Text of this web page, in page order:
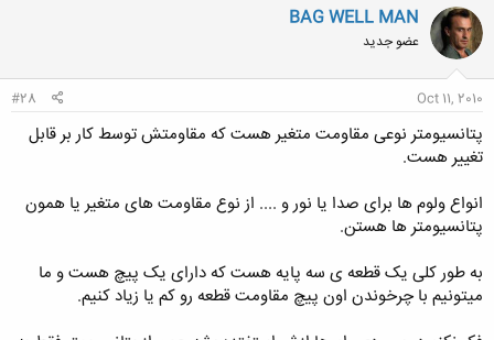
BAG WELL MAN
عضو جدید
Oct 11, 2010
#28
پتانسیومتر نوعی مقاومت متغیر هست که مقاومتش توسط کار بر قابل
تغییر هست.
انواع ولوم ها برای صدا یا نور و .... از نوع مقاومت های متغیر یا همون
پتانسیومتر ها هستن.
به طور کلی یک قطعه ی سه پایه هست که دارای یک پیچ هست و ما
میتونیم با چرخوندن اون پیچ مقاومت قطعه رو کم یا زیاد کنیم.